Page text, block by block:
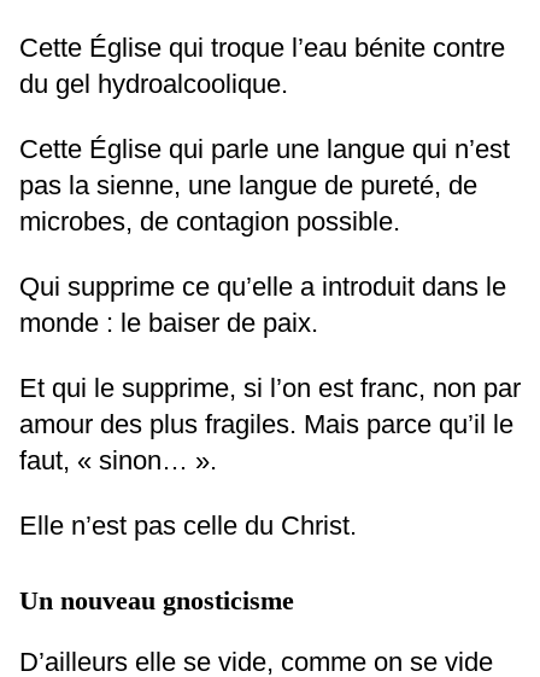
Cette Église qui troque l’eau bénite contre
du gel hydroalcoolique.
Cette Église qui parle une langue qui n’est
pas la sienne, une langue de pureté, de
microbes, de contagion possible.
Qui supprime ce qu’elle a introduit dans le
monde : le baiser de paix.
Et qui le supprime, si l’on est franc, non par
amour des plus fragiles. Mais parce qu’il le
faut, « sinon… ».
Elle n’est pas celle du Christ.
Un nouveau gnosticisme
D’ailleurs elle se vide, comme on se vide